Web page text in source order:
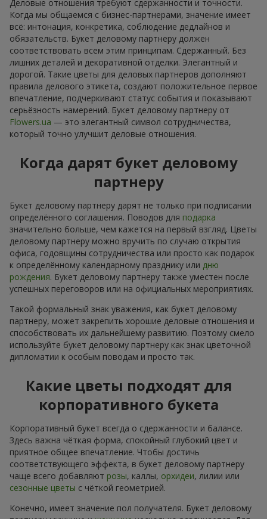
Когда мы общаемся с бизнес-партнерами, значение имеет
всё: интонация, конкретика, соблюдение дедлайнов и
обязательств. Букет деловому партнеру должен
соответствовать всем этим принципам. Сдержанный. Без
лишних деталей и декоративной отделки. Элегантный и
дорогой. Такие цветы для деловых партнеров дополняют
правила делового этикета, создают положительное первое
впечатление, подчеркивают статус события и показывают
серьёзность намерений. Букет деловому партнеру от
Flowers.ua — это элегантный символ сотрудничества,
который точно улучшит деловые отношения.
Когда дарят букет деловому
партнеру
определённого соглашения. Поводов дляподарка
значительно больше, чем кажется на первый взгляд. Цветы
деловому партнеру можно вручить по случаю открытия
офиса, годовщины сотрудничества или просто как подарок
к определённому календарному празднику или дню
рождения. Букет деловому партнеру также уместен после
успешных переговоров или на официальных мероприятиях.
партнеру, может закрепить хорошие деловые отношения и
способствовать их дальнейшему развитию. Поэтому смело
используйте букет деловому партнеру как знак цветочной
дипломатии к особым поводам и просто так.
Какие цветы подходят для
корпоративного букета
Здесь важна чёткая форма, спокойный глубокий цвет и
приятное общее впечатление. Чтобы достичь
соответствующего эффекта, в букет деловому партнеру
чаще всего добавляютрозы, каллы, орхидеи, лилии или
сезонные цветыс чёткой геометрией.
партнеру мужчине иженщине несколько различается. Для